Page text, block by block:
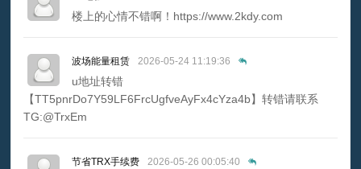
楼上的心情不错啊！https://www.2kdy.com
波场能量租赁 2026-05-24 11:19:36
u地址转错
【TT5pnrDo7Y59LF6FrcUgfveAyFx4cYza4b】转错请联系
TG:@TrxEm
节省TRX手续费 2026-05-26 00:05:40